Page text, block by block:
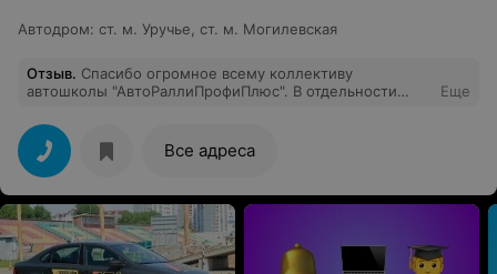
Автодром: ст. м. Уручье, ст. м. Могилевская
Отзыв. Спасибо огромное всему коллективу
автошколы "АвтоРаллиПрофиПлюс". В отдельности
за терпение и отличное обучение. Безумно было
приятно, что при сдаче экзаменов в ГАИ с нами были
наши инструкторы все нас поддерживали и
радовались вместе с нами нашим успехам. ОГРОМНОЕ
СПАСИБО!!! Удачи, успехов вам в нашем нелегком
труде. дальнейшего развития и процветания!!!
Еще
Все адреса